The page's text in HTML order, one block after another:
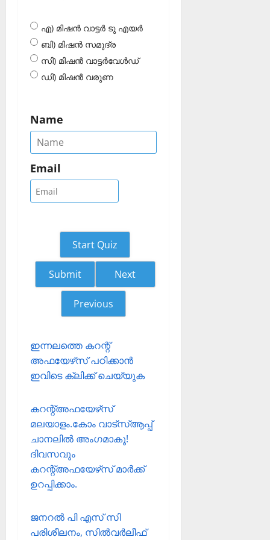
എ) മിഷന്‍ വാട്ടര്‍ ടു എയര്‍
ബി) മിഷന്‍ സമുദ്ര
സി) മിഷന്‍ വാട്ടര്‍വേള്‍ഡ്
ഡി) മിഷന്‍ വരുണ
Name
Email
Previous
Start Quiz
Next
ഇന്നലത്തെ കറന്റ്
അഫയേഴ്‌സ് പഠിക്കാന്‍
ഇവിടെ ക്ലിക്ക് ചെയ്യുക
കറന്റ്അഫയേഴ്‌സ്
മലയാളം.കോം വാട്‌സ്ആപ്പ്
ചാനലില്‍ അംഗമാകൂ!
ദിവസവും
കറന്റ്അഫയേഴ്‌സ് മാര്‍ക്ക്
ഉറപ്പിക്കാം.
ജനറല്‍ പി എസ് സി
പരിശീലനം, സില്‍വര്‍ലീഫ്